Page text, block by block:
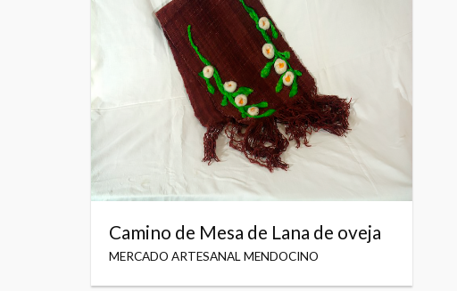
Camino de Mesa de Lana de oveja
MERCADO ARTESANAL MENDOCINO